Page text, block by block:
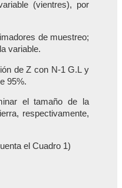
(vientres), por
de muestreo;
variable.
de Z con N-1 G.L y
95%.
el tamaño de la
respectivamente,
el Cuadro 1)